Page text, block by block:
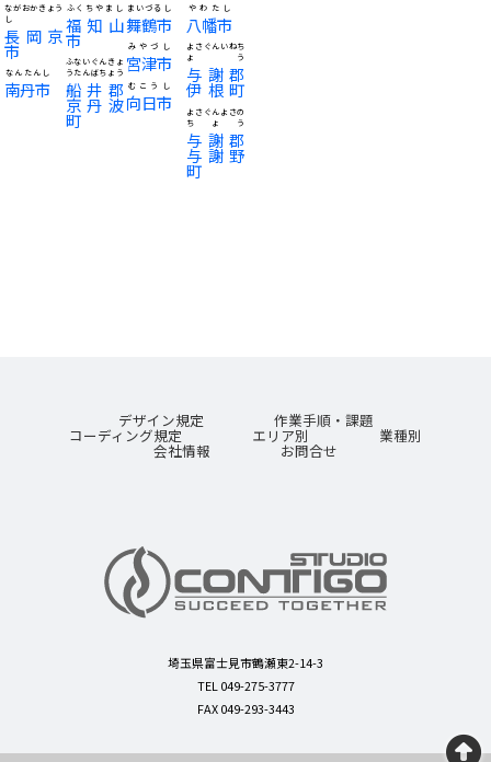
長岡京
市
ながおかきょう
し
南丹市
なんたんし
福知山
市
ふくちやまし
船井郡
京丹波
町
ふないぐんきょ
うたんばちょう
舞鶴市
まいづるし
宮津市
みやづし
向日市
むこうし
八幡市
やわたし
与謝郡
伊根町
よさぐんいねち
ょう
与謝郡
与謝野
町
よさぐんよさの
ちょう
デザイン規定 作業手順・課題
コーディング規定 エリア別 業種別
会社情報 お問合せ
埼玉県富士見市鶴瀬東2-14-3
TEL 049-275-3777
FAX 049-293-3443